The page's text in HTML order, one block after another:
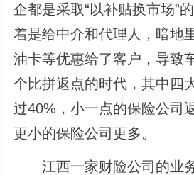
企都是采取“以补贴换市场”
着是给中介和代理人，暗地
油卡等优惠给了客户，导致
个比拼返点的时代，其中四
过40%，小一点的保险公司
更小的保险公司更多。
江西一家财险公司的业